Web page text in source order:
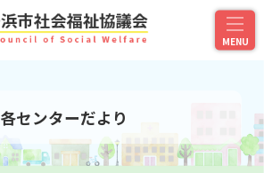
各センターだより